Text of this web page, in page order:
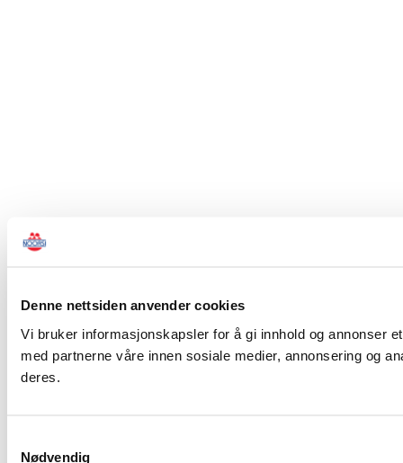
Denne nettsiden anvender cookies
Vi bruker informasjonskapsler for å gi innhold og annonser
med partnerne våre innen sosiale medier, annonsering og
deres.
Nødvendig